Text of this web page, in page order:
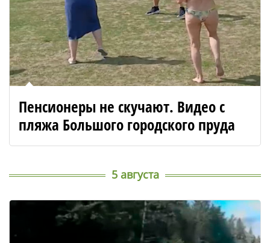
Пенсионеры не скучают. Видео с
пляжа Большого городского пруда
5 августа